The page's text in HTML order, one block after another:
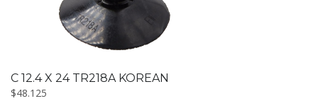
C 12.4 X 24 TR218A KOREAN
$48.125